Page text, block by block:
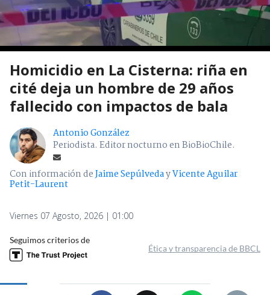
Homicidio en La Cisterna: riña en
cité deja un hombre de 29 años
fallecido con impactos de bala
Antonio González
Periodista. Editor nocturno en BioBioChile.
Con información deJaime SepúlvedayVicente Aguilar
Petit-Laurent
Viernes 07 Agosto, 2026 | 01:00
Seguimos criterios de
Ética y transparencia de BBCL